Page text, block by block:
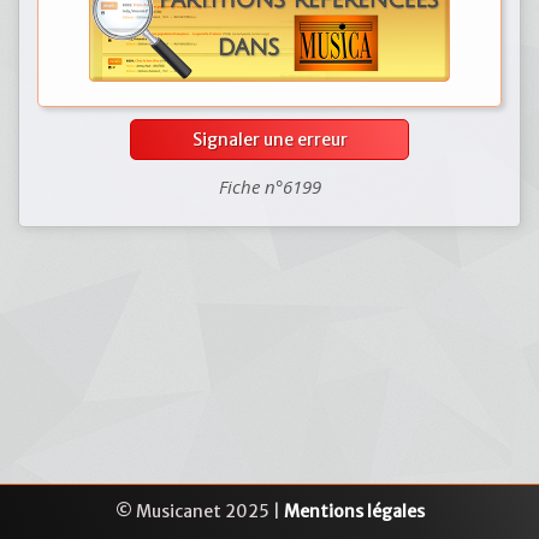
Signaler une erreur
Fiche n°6199
© Musicanet 2025 | Mentions légales